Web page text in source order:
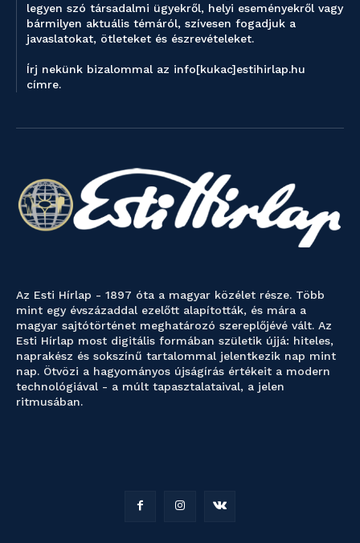
legyen szó társadalmi ügyekről, helyi eseményekről vagy
bármilyen aktuális témáról, szívesen fogadjuk a
javaslatokat, ötleteket és észrevételeket.
Írj nekünk bizalommal az info[kukac]estihirlap.hu
címre.
Az Esti Hírlap - 1897 óta a magyar közélet része. Több
mint egy évszázaddal ezelőtt alapították, és mára a
magyar sajtótörténet meghatározó szereplőjévé vált. Az
Esti Hírlap most digitális formában születik újjá: hiteles,
naprakész és sokszínű tartalommal jelentkezik nap mint
nap. Ötvözi a hagyományos újságírás értékeit a modern
technológiával - a múlt tapasztalataival, a jelen
ritmusában.